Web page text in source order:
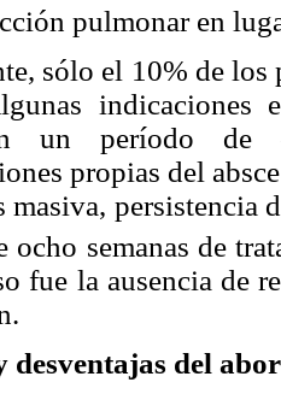
pulmonar en
sólo el 10% de los
indicaciones
un período de
propias del
masiva, persistencia
ocho semanas de
fue la ausencia de
desventajas del